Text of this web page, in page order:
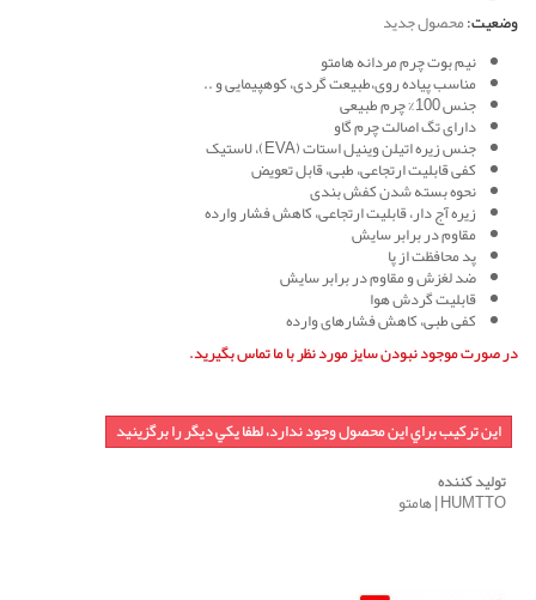
وضعیت:محصول جدید
نیم بوت چرم مردانه هامتو
مناسب پیاده روی،طبیعت گردی، کوهپیمایی و ..
جنس 100% چرم طبیعی
دارای تگ اصالت چرم گاو
جنس زیره اتیلن وینیل استات (EVA)، لاستیک
کفی قابلیت ارتجاعی، طبی، قابل تعویض
نحوه بسته شدن کفش بندی
زیره آج دار، قابلیت ارتجاعی، کاهش فشار وارده
مقاوم در برابر سایش
پد محافظت از پا
ضد لغزش و مقاوم در برابر سایش
قابلیت گردش هوا
کفی طبی، کاهش فشارهای وارده
در صورت موجود نبودن سایز مورد نظر با ما تماس بگیرید.
اين تركيب براي اين محصول وجود ندارد، لطفا يكي ديگر را برگزينيد
تولید کننده
HUMTTO | هامتو